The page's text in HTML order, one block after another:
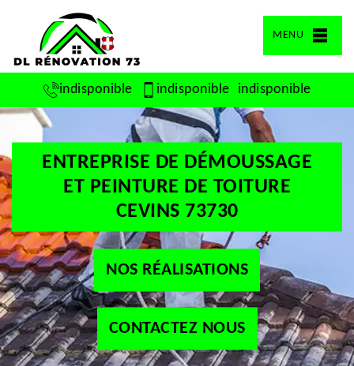
MENU
indisponible indisponible indisponible
ENTREPRISE DE DÉMOUSSAGE
ET PEINTURE DE TOITURE
CEVINS 73730
NOS RÉALISATIONS
CONTACTEZ NOUS